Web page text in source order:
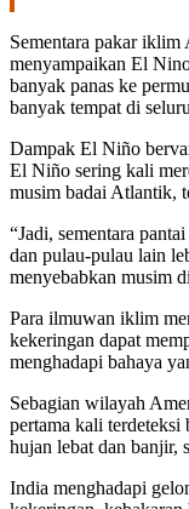
Sementara pakar
menyampaikan El
banyak panas ke
banyak tempat di
Dampak El Niño
El Niño sering kali
musim badai Atlantik,
“Jadi, sementara
dan pulau-pulau lain
menyebabkan musim
Para ilmuwan iklim
kekeringan dapat
menghadapi bahaya
Sebagian wilayah
pertama kali terdeteksi
hujan lebat dan banjir,
India menghadapi